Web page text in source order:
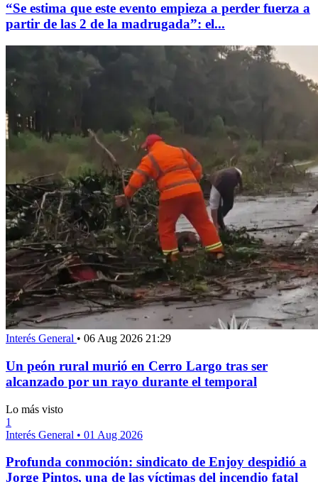
“Se estima que este evento empieza a perder fuerza a
partir de las 2 de la madrugada”: el...
Interés General • 06 Aug 2026 21:29
Un peón rural murió en Cerro Largo tras ser
alcanzado por un rayo durante el temporal
Lo más visto
1
Interés General • 01 Aug 2026
Profunda conmoción: sindicato de Enjoy despidió a
Jorge Pintos, una de las víctimas del incendio fatal